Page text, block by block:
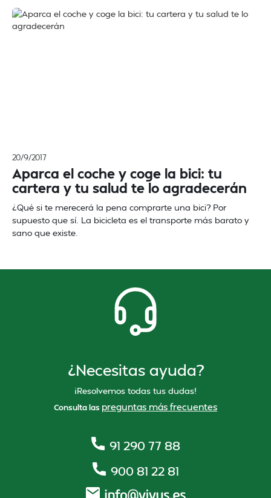
20/9/2017
Aparca el coche y coge la bici: tu
cartera y tu salud te lo agradecerán
¿Qué si te merecerá la pena comprarte una bici? Por
supuesto que sí. La bicicleta es el transporte más barato y
sano que existe.
¿Necesitas ayuda?
¡Resolvemos todas tus dudas!
Consulta las preguntas más frecuentes
91 290 77 88
900 81 22 81